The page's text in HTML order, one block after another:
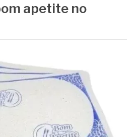
apetite no